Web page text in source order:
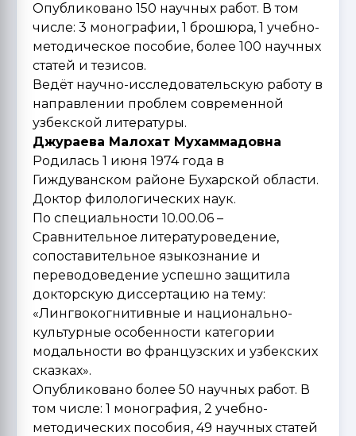
Опубликовано 150 научных работ. В том
числе: 3 монографии, 1 брошюра, 1 учебно-
методическое пособие, более 100 научных
статей и тезисов.
Ведёт научно-исследовательскую работу в
направлении проблем современной
узбекской литературы.
Джураева Малохат Мухаммадовна
Родилась 1 июня 1974 года в
Гиждуванском районе Бухарской области.
Доктор филологических наук.
По специальности 10.00.06 –
Сравнительное литературоведение,
сопоставительное языкознание и
переводоведение успешно защитила
докторскую диссертацию на тему:
«Лингвокогнитивные и национально-
культурные особенности категории
модальности во французских и узбекских
сказках».
Опубликовано более 50 научных работ. В
том числе: 1 монография, 2 учебно-
методических пособия, 49 научных статей